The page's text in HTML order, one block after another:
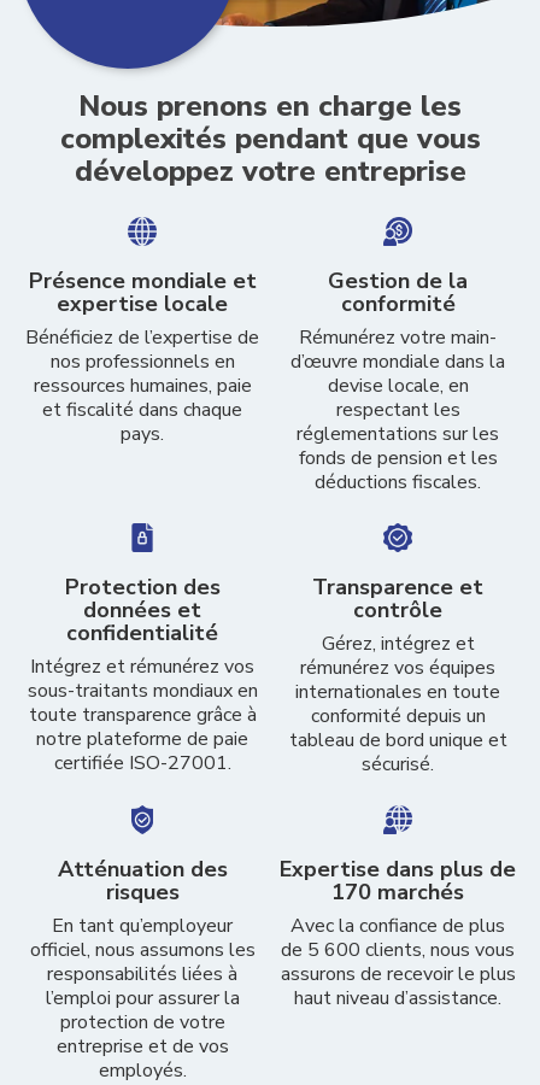
Nous prenons en charge les
complexités pendant que vous
développez votre entreprise
Présence mondiale et
expertise locale
Bénéficiez de l’expertise de
nos professionnels en
ressources humaines, paie
et fiscalité dans chaque
pays.
Gestion de la
conformité
Rémunérez votre main-
d’œuvre mondiale dans la
devise locale, en
respectant les
réglementations sur les
fonds de pension et les
déductions fiscales.
Protection des
données et
confidentialité
Intégrez et rémunérez vos
sous-traitants mondiaux en
toute transparence grâce à
notre plateforme de paie
certifiée ISO-27001.
Transparence et
contrôle
Gérez, intégrez et
rémunérez vos équipes
internationales en toute
conformité depuis un
tableau de bord unique et
sécurisé.
Atténuation des
risques
En tant qu’employeur
officiel, nous assumons les
responsabilités liées à
l’emploi pour assurer la
protection de votre
entreprise et de vos
employés.
Expertise dans plus de
170 marchés
Avec la confiance de plus
de 5 600 clients, nous vous
assurons de recevoir le plus
haut niveau d’assistance.